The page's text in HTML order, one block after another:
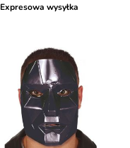
Expresowa wysyłka